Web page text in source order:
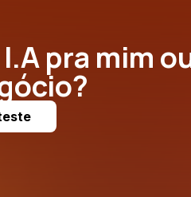
pra mim